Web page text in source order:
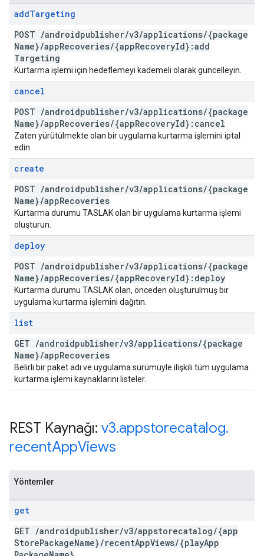
addTargeting
POST /androidpublisher/v3/applications/{package
Name}/appRecoveries/{appRecoveryId}:add
Targeting
Kurtarma işlemi için hedeflemeyi kademeli olarak güncelleyin.
cancel
POST /androidpublisher/v3/applications/{package
Name}/appRecoveries/{appRecoveryId}:cancel
Zaten yürütülmekte olan bir uygulama kurtarma işlemini iptal
edin.
create
POST /androidpublisher/v3/applications/{package
Name}/appRecoveries
Kurtarma durumu TASLAK olan bir uygulama kurtarma işlemi
oluşturun.
deploy
POST /androidpublisher/v3/applications/{package
Name}/appRecoveries/{appRecoveryId}:deploy
Kurtarma durumu TASLAK olan, önceden oluşturulmuş bir
uygulama kurtarma işlemini dağıtın.
list
GET /androidpublisher/v3/applications/{package
Name}/appRecoveries
Belirli bir paket adı ve uygulama sürümüyle ilişkili tüm uygulama
kurtarma işlemi kaynaklarını listeler.
REST Kaynağı: v3.appstorecatalog.
recentAppViews
Yöntemler
get
GET /androidpublisher/v3/appstorecatalog/{app
StorePackageName}/recentAppViews/{playApp